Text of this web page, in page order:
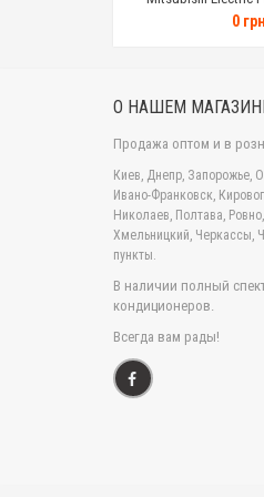
Пульт ДУ
много
всю
0 грн
О НАШЕМ
Продажа оптом и в
Киев, Днепр, Запорожье,
Ивано-Франковск,
Николаев, Полтава,
Хмельницкий, Черкассы,
пункты.
В наличии полный
кондиционеров.
Всегда вам рады!